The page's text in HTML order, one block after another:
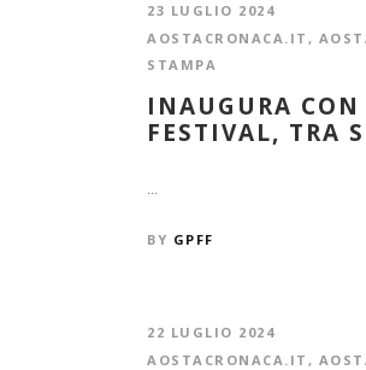
23 LUGLIO 2024
AOSTACRONACA.IT ,
STAMPA
INAUGURA
FESTIVAL, TRA
...
BY GPFF
22 LUGLIO 2024
AOSTACRONACA.IT ,